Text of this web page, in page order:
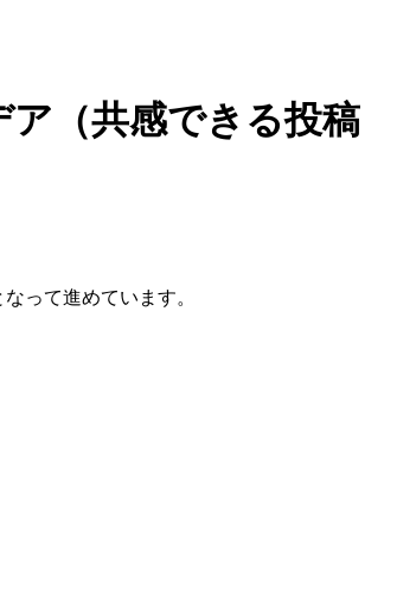
ア（共感できる投稿
って進めています。